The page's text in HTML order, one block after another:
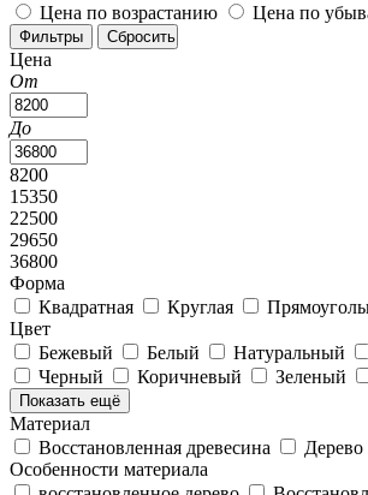
Цена по возрастанию
Цена по
Цена
От
До
8200
15350
22500
29650
36800
Форма
Квадратная
Круглая
Цвет
Бежевый
Белый Натуральный
Черный
Коричневый Зеленый
Показать ещё
Материал
Восстановленная древесина
Дерево
Особенности материала